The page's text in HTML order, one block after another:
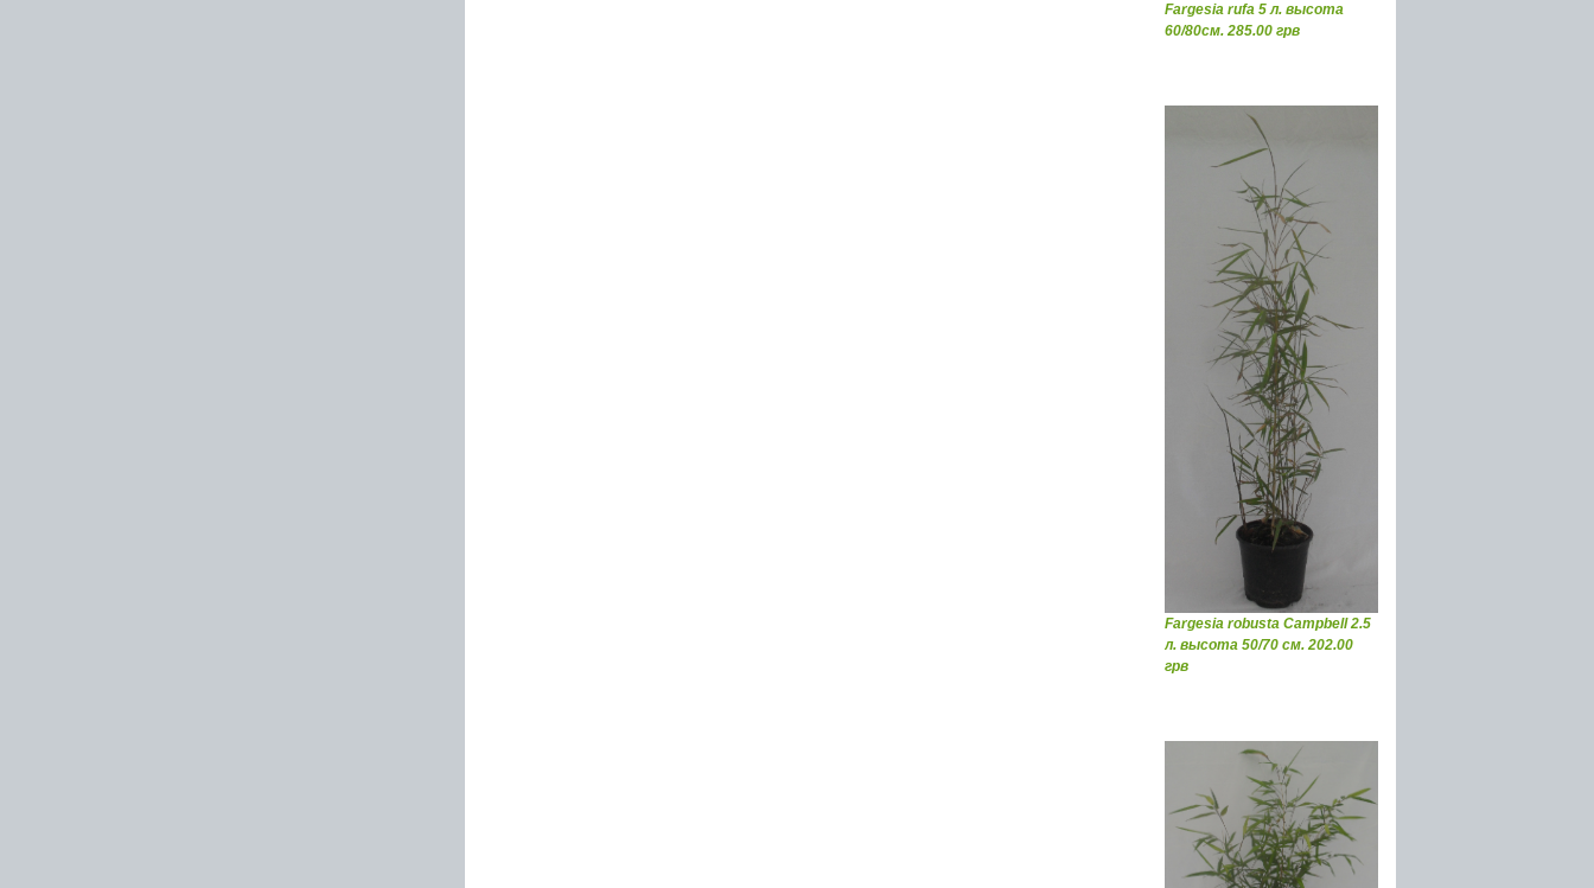
Fargesia rufa 5 л. высота
60/80см. 285.00 грв
Fargesia robusta Campbell 2.5
л. высота 50/70 см. 202.00
грв